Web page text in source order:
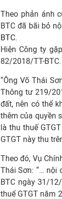
Theo phản ánh
BTC đã bãi bỏ
BTC.
Hiện Công ty
82/2018/TT-
“Ông Võ Thái
Thông tư 219/
đất, nên có thể
thêm của quyền
là thu thuế
GTGT này thu
Theo đó, Vụ
Thái Sơn: “… nội
BTC ngày 31/
thuế GTGT năm